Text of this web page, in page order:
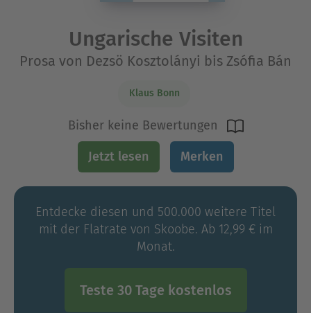
Ungarische Visiten
Prosa von Dezsö Kosztolányi bis Zsófia Bán
Klaus Bonn
Bisher keine Bewertungen
Jetzt lesen Merken
Entdecke diesen und 500.000 weitere Titel
mit der Flatrate von Skoobe. Ab 12,99 € im
Monat.
Teste 30 Tage kostenlos